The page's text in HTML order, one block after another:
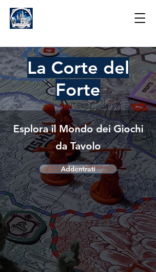
La Corte del
Forte
Esplora il Mondo dei Giochi
da Tavolo
Addentrati